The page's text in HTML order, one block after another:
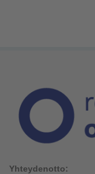
Yhteydenotto: